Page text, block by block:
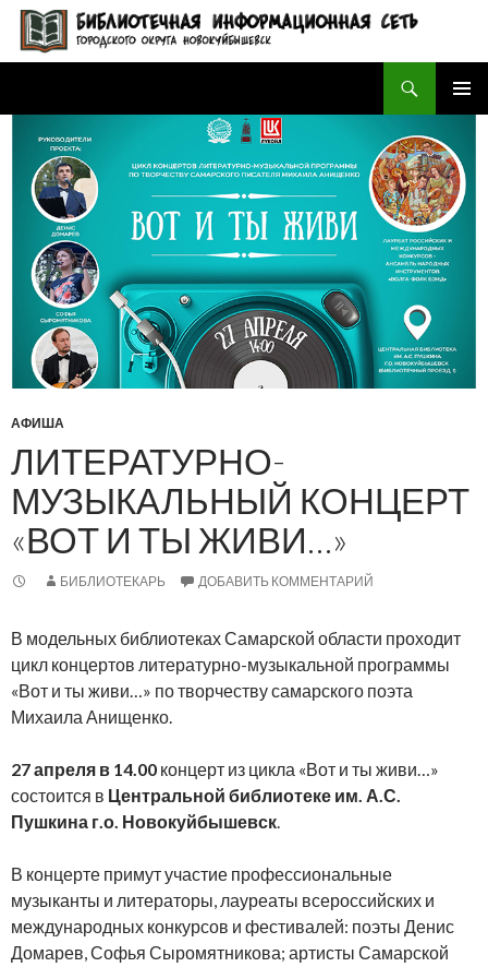
БИБЛИОТЕЧНАЯ ИНФОРМАЦИОННАЯ СЕТЬ городского округа Новокуйбышевск
МЕНЮ
СОДЕРЖИМОМУ
АФИША
ЛИТЕРАТУРНО-
МУЗЫКАЛЬНЫЙ КОНЦЕРТ
«ВОТ И ТЫ ЖИВИ…»
БИБЛИОТЕКАРЬ ДОБАВИТЬ КОММЕНТАРИЙ
В модельных библиотеках Самарской области проходит
цикл концертов литературно-музыкальной программы
«Вот и ты живи…» по творчеству самарского поэта
Михаила Анищенко.
27 апреля в 14.00 концерт из цикла «Вот и ты живи…»
состоится в Центральной библиотеке им. А.С.
Пушкина г.о. Новокуйбышевск.
В концерте примут участие профессиональные
музыканты и литераторы, лауреаты всероссийских и
международных конкурсов и фестивалей: поэты Денис
Домарев, Софья Сыромятникова; артисты Самарской